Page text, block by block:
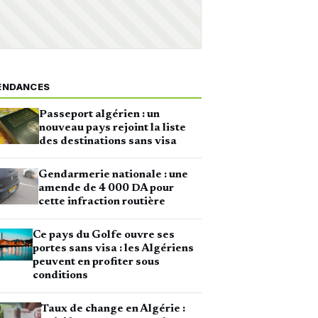
Passeport algérien : un
nouveau pays rejoint la liste
des destinations sans visa
Gendarmerie nationale : une
amende de 4 000 DA pour
cette infraction routière
Ce pays du Golfe ouvre ses
portes sans visa : les Algériens
peuvent en profiter sous
conditions
Taux de change en Algérie :